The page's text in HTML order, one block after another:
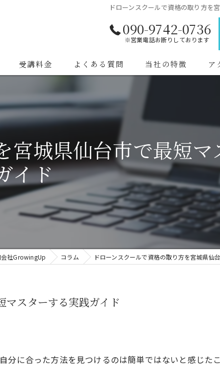
ドローンスクールで資格の取り方を
090-9742-0736
※営業電話お断りしております
受講料金 よくある質問 当社の特徴
一等資格
企業向け
二等資格
短期間
ア
宮城県仙台市で最短
イド
会社GrowingUp コラム ドローンスクールで資格の取り方を宮城県仙
マスターする実践ガイド
分に合った方法を見つけるのは簡単ではないと感じた